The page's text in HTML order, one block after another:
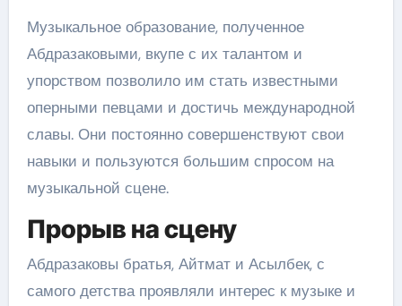
Музыкальное образование, полученное
Абдразаковыми, вкупе с их талантом и
упорством позволило им стать известными
оперными певцами и достичь международной
славы. Они постоянно совершенствуют свои
навыки и пользуются большим спросом на
музыкальной сцене.
Прорыв на сцену
Абдразаковы братья, Айтмат и Асылбек, с
самого детства проявляли интерес к музыке и